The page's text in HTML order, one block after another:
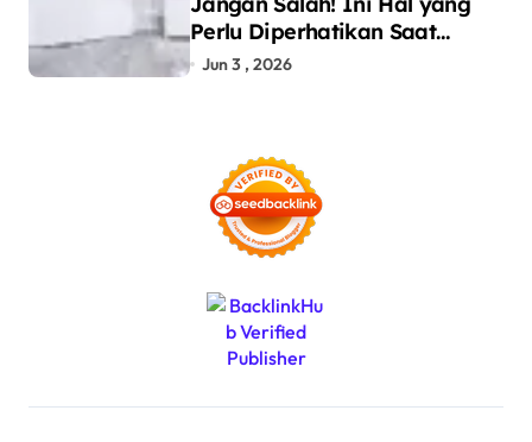
Perlu Diperhatikan Saat
Pasang Big Slab
Jun 3 , 2026